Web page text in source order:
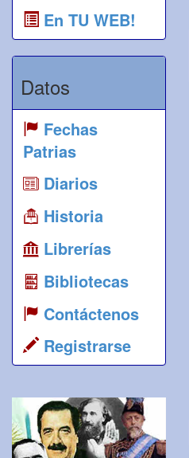
En TU WEB!
Datos
Fechas
Patrias
Diarios
Historia
Librerías
Bibliotecas
Contáctenos
Registrarse